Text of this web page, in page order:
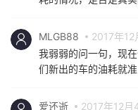
MLGB88
2017年
我弱弱的问一句，现
们新出的车的油耗就准
爱还逝
2017年12月